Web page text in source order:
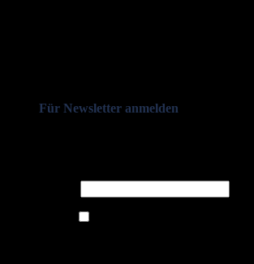
Für Newsletter anmelden